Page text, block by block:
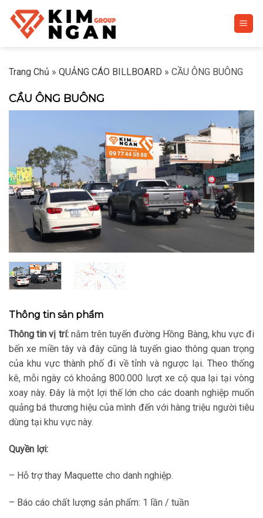
Skip
content
Trang Chủ » QUẢNG CÁO BILLBOARD » CẦU ÔNG BUÔNG
CẦU ÔNG BUÔNG
Thông tin sản phẩm
Thông tin vị trí: nằm trên tuyến đường Hồng Bàng, khu vực đi
bến xe miền tây và đây cũng là tuyến giao thông quan trọng
của khu vực thành phố đi về tỉnh và ngược lại. Theo thống
kê, mỗi ngày có khoảng 800.000 lượt xe cộ qua lại tại vòng
xoay này. Đây là một lợi thế lớn cho các doanh nghiệp muốn
quảng bá thương hiệu của mình đến với hàng triệu người tiêu
dùng tại khu vực này.
Quyền lợi:
– Hỗ trợ thay Maquette cho danh nghiệp.
– Báo cáo chất lượng sản phẩm: 1 lần / tuần